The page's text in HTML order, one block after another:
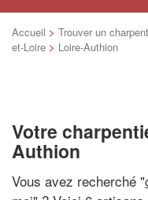
Accueil > Trouver un
et-Loire > Loire-Authion
Votre
Authion
Vous avez recherché "